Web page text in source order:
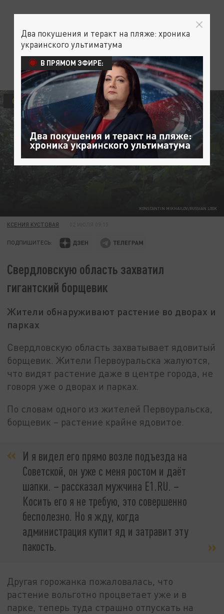
KONSTANTIN MIKHAILOV/RUSSIAN LOOK
ОБЩЕСТВО
КСЕНИЯ КУСТОВАЯ
ПОДПИШИТЕСЬ:
Свердловскую область захватил
гигантский борщевик
Жители обнаруживают растение во дворах и
парках
Свердловскую область захватывает ядовитый
борщевик. Жители Первоуральска жалуются,
что видят растение даже в центре города, не
говоря уже о дворах и парках.
По словам одного из жителей Первоуральска,
борщевик – растение крайне ядовитое.
И я видел его прямо возле подъезда на
Советской, он уже с меня ростом и даёт
шапки. – рассказал мужчина Е1.RU. –
Косить его я не требую, это совершенно
бесполезно. Но я жду, когда
администрация купит яд и затравит эту
пакость.
Другая горожанка пожаловалась, что
растение вольготно процветает уже и в
парке, теперь туда страшно отпускать на
Два покушения и теракт на пляже: хроника
украинского ультиматума
В ПРЯМОМ ЭФИРЕ: